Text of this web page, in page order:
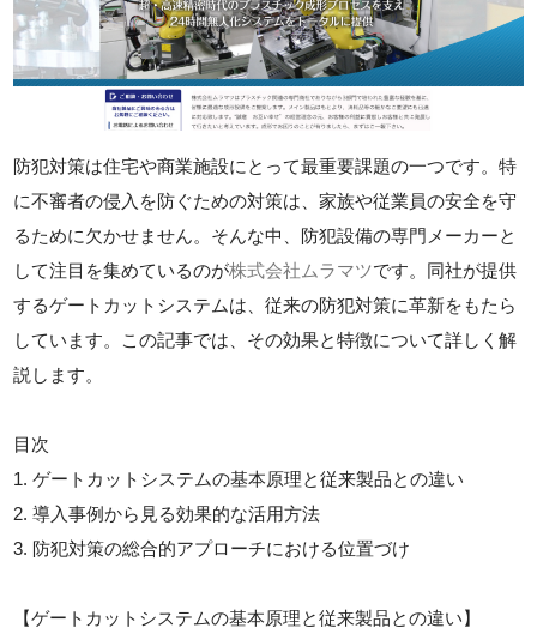
防犯対策は住宅や商業施設にとって最重要課題の一つです。特
に不審者の侵入を防ぐための対策は、家族や従業員の安全を守
るために欠かせません。そんな中、防犯設備の専門メーカーと
して注目を集めているのが株式会社ムラマツです。同社が提供
するゲートカットシステムは、従来の防犯対策に革新をもたら
しています。この記事では、その効果と特徴について詳しく解
説します。
目次
1. ゲートカットシステムの基本原理と従来製品との違い
2. 導入事例から見る効果的な活用方法
3. 防犯対策の総合的アプローチにおける位置づけ
【ゲートカットシステムの基本原理と従来製品との違い】